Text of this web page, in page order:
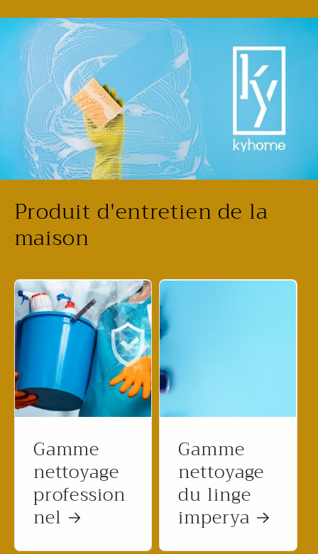
Produit d'entretien de la
maison
Gamme
nettoyage
profession
nel
Gamme
nettoyage
du linge
imperya